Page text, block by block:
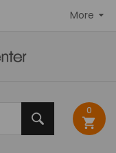
0
shopping_cart
More